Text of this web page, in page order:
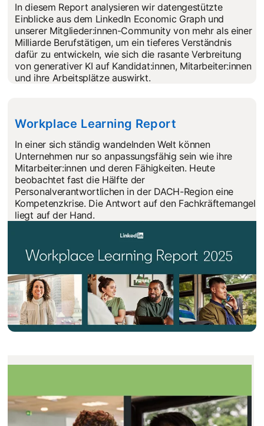
In diesem Report analysieren wir datengestützte
Einblicke aus dem LinkedIn Economic Graph und
unserer Mitglieder:innen-Community von mehr als einer
Milliarde Berufstätigen, um ein tieferes Verständnis
dafür zu entwickeln, wie sich die rasante Verbreitung
von generativer KI auf Kandidat:innen, Mitarbeiter:innen
und ihre Arbeitsplätze auswirkt.
Workplace Learning Report
In einer sich ständig wandelnden Welt können
Unternehmen nur so anpassungsfähig sein wie ihre
Mitarbeiter:innen und deren Fähigkeiten. Heute
beobachtet fast die Hälfte der
Personalverantwortlichen in der DACH-Region eine
Kompetenzkrise. Die Antwort auf den Fachkräftemangel
liegt auf der Hand.